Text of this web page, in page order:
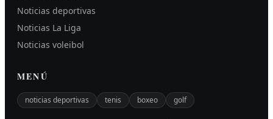
Noticias deportivas
Noticias La Liga
Noticias voleibol
MENÚ
noticias deportivas tenis boxeo golf